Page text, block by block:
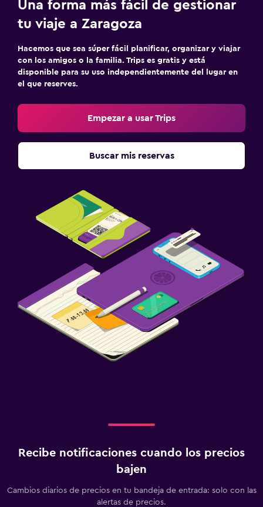
Una forma más fácil de gestionar
tu viaje a Zaragoza
Hacemos que sea súper fácil planificar, organizar y viajar
con los amigos o la familia. Trips es gratis y está
disponible para su uso independientemente del lugar en
el que reserves.
Empezar a usar Trips
Buscar mis reservas
Recibe notificaciones cuando los precios
bajen
Cambios diarios de precios en tu bandeja de entrada: solo con las
alertas de precios.